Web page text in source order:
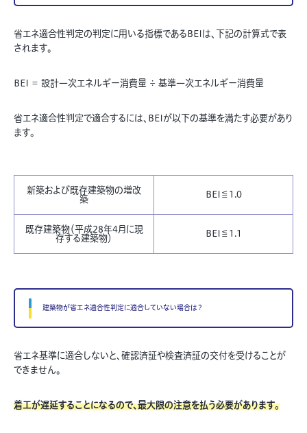
省エネ適合性判定の判定に用いる指標であるBEIは、下記の計算式で表
されます。
BEI ＝ 設計一次エネルギー消費量 ÷ 基準一次エネルギー消費量
省エネ適合性判定で適合するには、BEIが以下の基準を満たす必要があり
ます。
新築および既存建築物の増改
築
BEI≦1.0
既存建築物（平成28年4月に現
存する建築物）
BEI≦1.1
建築物が省エネ適合性判定に適合していない場合は？
省エネ基準に適合しないと、確認済証や検査済証の交付を受けることが
できません。
着工が遅延することになるので、最大限の注意を払う必要があります。